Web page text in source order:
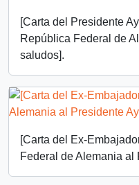
[Carta del Presidente
República Federal de
saludos].
[Carta del Ex-
Federal de Alemania al